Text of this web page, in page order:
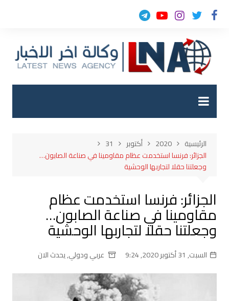
التجاوز
الرئيسية 2020 أكتوبر
31
الجزائر: فرنسا استخدمت عظام مقاومينا في صناعة الصابون…
وجعلتنا حقلا لتجاربها الوحشية
الجزائر: فرنسا استخدمت عظام
مقاومينا في صناعة الصابون…
وجعلتنا حقلا لتجاربها الوحشية
السبت, 31 أكتوبر 2020, 9:24 عربي ودولي,يحدث الان